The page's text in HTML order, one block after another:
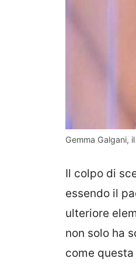
Gemma Galgani,
Il colpo di
essendo il
ulteriore
non solo ha
come